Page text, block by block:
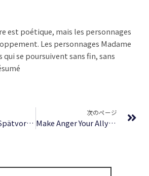
est poétique, mais les personnages
Les personnages Madame
se poursuivent sans fin, sans
Casablanca, Spätvorstellung. | EPUB PDF
次のページ
Make Anger Your Ally – Audiobook